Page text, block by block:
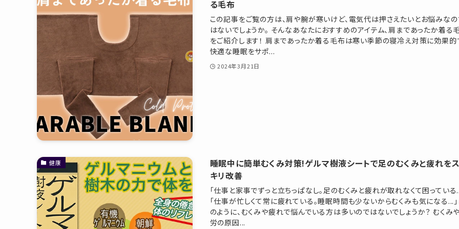
る毛布
この記事をご覧の方は、肩や腕が寒いけど、電気代は押さえたいとお悩みな
はないでしょうか。 そんなあなたにおすすめのアイテム、肩まであったか着る
をご紹介します！ 肩まであったか着る毛布は寒い季節の寝冷え対策に効果的
快適な睡眠をサポ...
2024年3月21日
健康
睡眠中に簡単むくみ対策!ゲルマ樹液シートで足のむくみと疲れを
キリ改善
「仕事と家事でずっと立ちっぱなし。足のむくみと疲れが取れなくて困っている
「仕事が忙しくて常に疲れている。睡眠時間も少ないからむくみも気になる...」
のように、むくみや疲れで悩んでいる方は多いのではないでしょうか？ むくみ
労の原因...